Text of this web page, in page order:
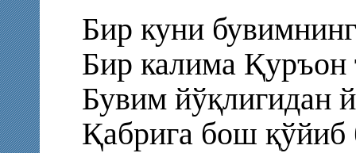
Бир куни
Бир калима Қуръон
Бувим йўқлигидан
Қабрига бош қўйиб